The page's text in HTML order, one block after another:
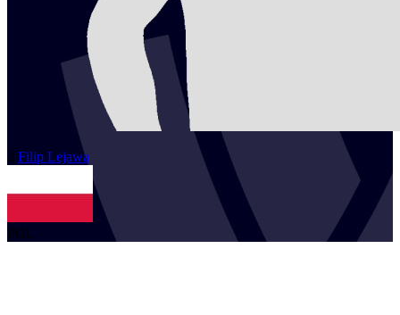
2 Filip Lejawa
POL